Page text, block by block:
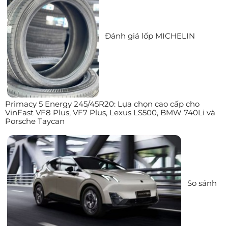
Đánh giá lốp MICHELIN
Primacy 5 Energy 245/45R20: Lựa chọn cao cấp cho
VinFast VF8 Plus, VF7 Plus, Lexus LS500, BMW 740Li và
Porsche Taycan
So sánh